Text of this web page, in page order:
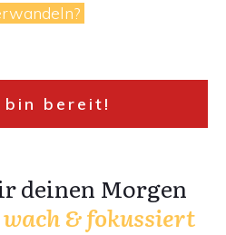
bin bereit!
deinen Morgen
& fokussiert